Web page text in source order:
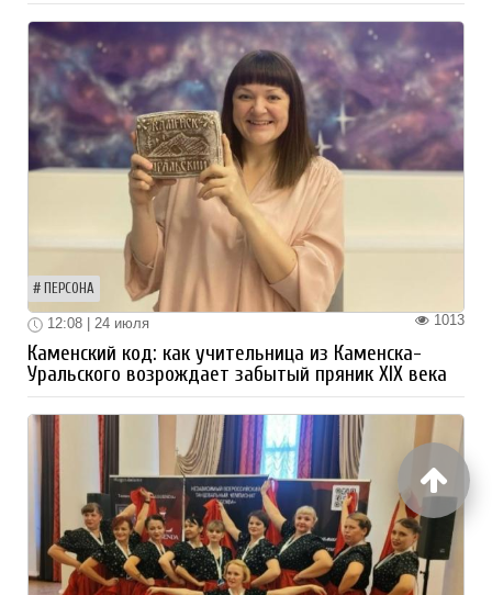
ПЕРСОНА
1013
12:08 | 24 июля
Каменский код: как учительница из Каменска-
Уральского возрождает забытый пряник XIX века